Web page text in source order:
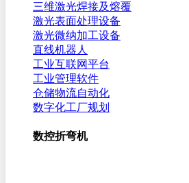
三维激光焊接及熔覆
激光表面处理设备
激光微纳加工设备
直线机器人
工业互联网平台
工业管理软件
仓储物流自动化
数字化工厂规划
数控折弯机